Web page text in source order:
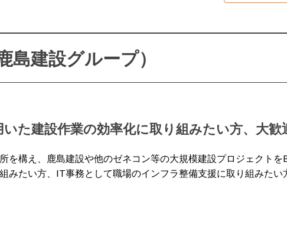
建設グループ）
いた建設作業の効率化に取り組みたい方、大歓
を構え、鹿島建設や他のゼネコン等の大規模建設プロジェクトを
たい方、IT事務として職場のインフラ整備支援に取り組みたい